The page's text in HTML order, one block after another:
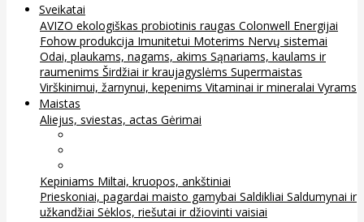
Sveikatai
AVIZO ekologiškas probiotinis raugas Colonwell Energijai
Fohow produkcija Imunitetui Moterims Nervų sistemai
Odai, plaukams, nagams, akims Sąnariams, kaulams ir
raumenims Širdžiai ir kraujagyslėms Supermaistas
Virškinimui, žarnynui, kepenims Vitaminai ir mineralai Vyrams
Maistas
Aliejus, sviestas, actas Gėrimai
Kepiniams Miltai, kruopos, ankštiniai
Prieskoniai, pagardai maisto gamybai Saldikliai Saldumynai ir
užkandžiai Sėklos, riešutai ir džiovinti vaisiai